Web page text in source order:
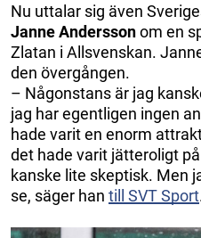
Nu uttalar sig även
Janne Anderssonom en
Zlatan i Allsvenskan.
den övergången.
– Någonstans är jag
jag har egentligen ingen
hade varit en enorm
det hade varit jätteroligt
kanske lite skeptisk. Men
se, säger han till SVT Sport